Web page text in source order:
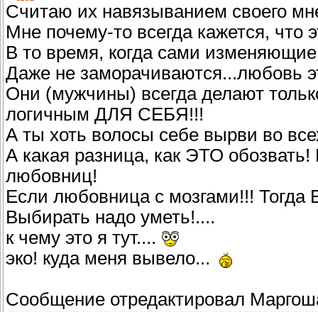
Считаю их навязыванием своего
Мне почему-то всегда кажется,
В то время, когда сами
Даже не заморачиваются...любовь
Они (мужчины) всегда делают
логичным ДЛЯ СЕБЯ!!!
А ты хоть волосы себе вырви во
А какая разница, как ЭТО
любовниц!
Если любовница с мозгами!!!
Выбирать надо уметь!....
к чему это я тут....
эко! куда меня вывело...
Сообщение отредактировал